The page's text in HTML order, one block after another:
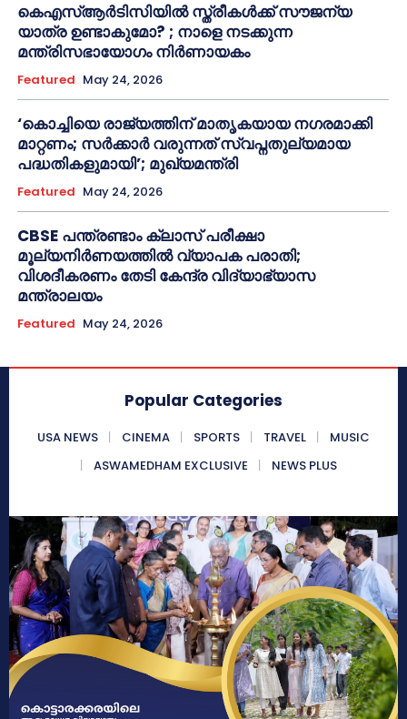
കെഎസ്ആർടിസിയിൽ സ്ത്രീകൾക്ക് സൗജന്യ
യാത്ര ഉണ്ടാകുമോ? ; നാളെ നടക്കുന്ന
മന്ത്രിസഭായോഗം നിർണായകം
Featured May 24, 2026
‘കൊച്ചിയെ രാജ്യത്തിന് മാതൃകയായ നഗരമാക്കി
മാറ്റണം; സർക്കാർ വരുന്നത് സ്വപ്നതുല്യമായ
പദ്ധതികളുമായി’; മുഖ്യമന്ത്രി
Featured May 24, 2026
CBSE പന്ത്രണ്ടാം ക്ലാസ് പരീക്ഷാ
മൂല്യനിർണയത്തിൽ വ്യാപക പരാതി;
വിശദീകരണം തേടി കേന്ദ്ര വിദ്യാഭ്യാസ
മന്ത്രാലയം
Featured May 24, 2026
Popular Categories
USA NEWS CINEMA SPORTS TRAVEL
MUSIC
ASWAMEDHAM EXCLUSIVE
NEWS PLUS